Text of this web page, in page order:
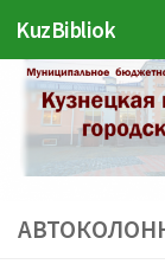
Перейти к
KuzBibliok